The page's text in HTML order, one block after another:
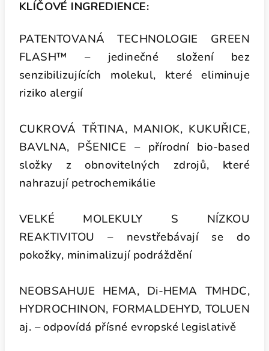
KLÍČOVÉ INGREDIENCE:
PATENTOVANÁ TECHNOLOGIE GREEN
FLASH™ – jedinečné složení bez
senzibilizujících molekul, které eliminuje
riziko alergií
CUKROVÁ TŘTINA, MANIOK, KUKUŘICE,
BAVLNA, PŠENICE – přírodní bio-based
složky z obnovitelných zdrojů, které
nahrazují petrochemikálie
VELKÉ MOLEKULY S NÍZKOU
REAKTIVITOU – nevstřebávají se do
pokožky, minimalizují podráždění
NEOBSAHUJE HEMA, Di-HEMA TMHDC,
HYDROCHINON, FORMALDEHYD, TOLUEN
aj. – odpovídá přísné evropské legislativě